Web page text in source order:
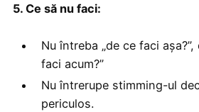
5. Ce să nu faci:
Nu întreba „de ce faci
faci acum?”
Nu întrerupe stimming-ul
periculos.